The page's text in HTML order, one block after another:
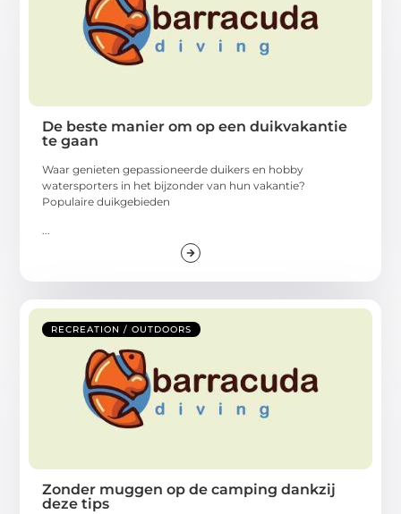
De beste manier om op een duikvakantie
te gaan
Waar genieten gepassioneerde duikers en hobby
watersporters in het bijzonder van hun vakantie?
Populaire duikgebieden
...
RECREATION / OUTDOORS
Zonder muggen op de camping dankzij
deze tips